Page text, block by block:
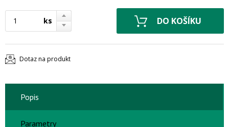
ks
Dotaz na produkt
Popis
Parametry